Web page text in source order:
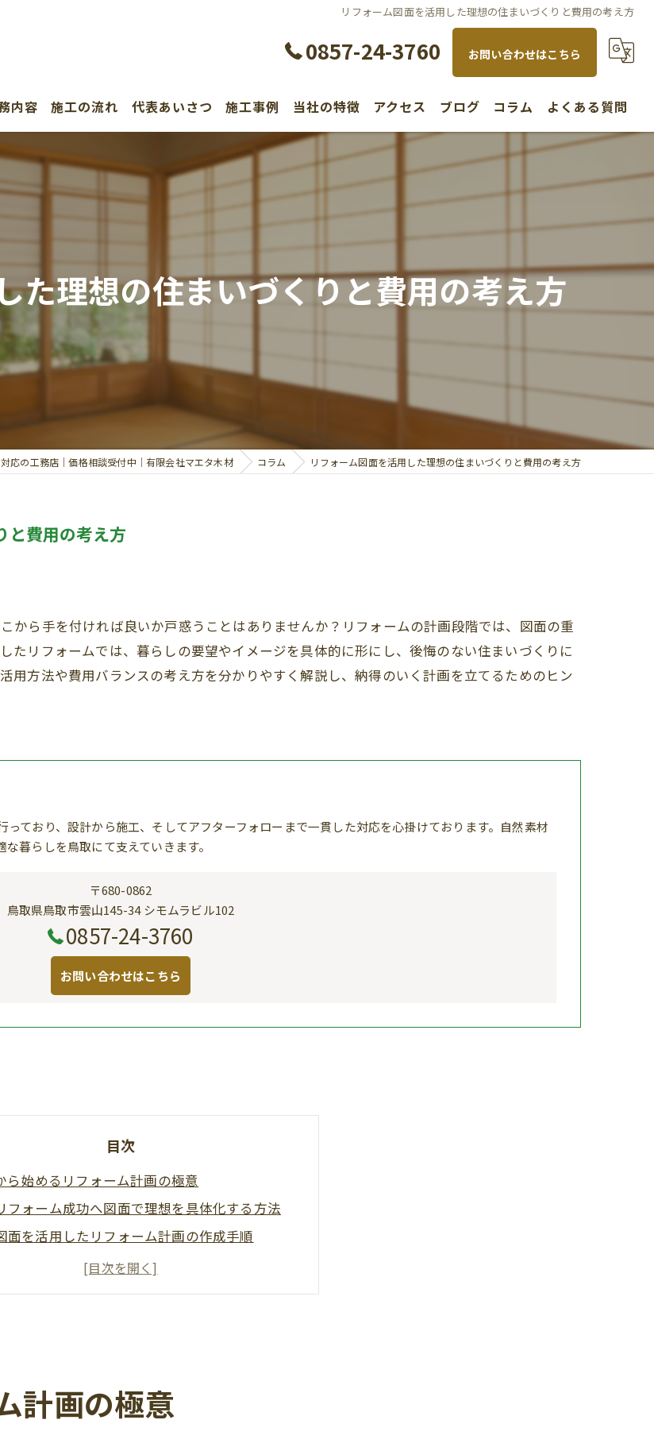
リフォーム図面を活用した理想の住まいづくりと費用の考え方
0857-24-3760 お問い合わせはこちら
内容 施工の流れ 代表あいさつ 施工事例 当社の特徴
水回り
リノベーション
新築
アクセス ブログ コラム よくある質問
た理想の住まいづくりと費用の考え方
応の工務店｜価格相談受付中｜有限会社マエタ木材 コラム リフォーム図面を活用した理想の住まいづくりと費用の考え方
と費用の考え方
から手を付ければ良いか戸惑うことはありませんか？リフォームの計画段階では、図面の重
たリフォームでは、暮らしの要望やイメージを具体的に形にし、後悔のない住まいづくりに
用方法や費用バランスの考え方を分かりやすく解説し、納得のいく計画を立てるためのヒン
っており、設計から施工、そしてアフターフォローまで一貫した対応を心掛けております。自然素材
暮らしを鳥取にて支えていきます。
〒680-0862
鳥取県鳥取市雲山145-34 シモムラビル102
0857-24-3760
お問い合わせはこちら
目次
ら始めるリフォーム計画の極意
フォーム成功へ図面で理想を具体化する方法
面を活用したリフォーム計画の作成手順
リフォームに最適な図面の種類と選び方
面がない場合のリフォーム計画の注意点
図面を活かしたリフォームプランの具体例紹介
計画の極意